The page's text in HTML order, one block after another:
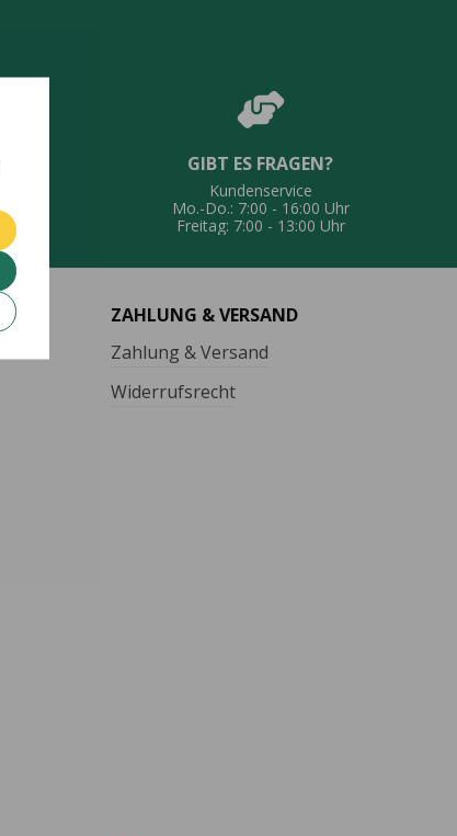
GIBT ES FRAGEN?
Kundenservice
Mo.-Do.: 7:00 - 16:00 Uhr
Freitag: 7:00 - 13:00 Uhr
ZAHLUNG & VERSAND
Zahlung & Versand
Widerrufsrecht